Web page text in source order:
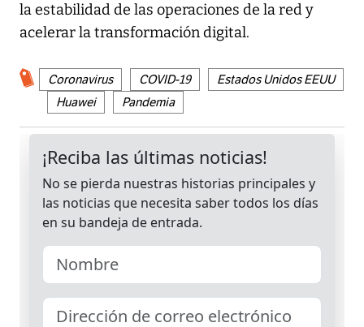
la estabilidad de las operaciones de la red y
acelerar la transformación digital.
Coronavirus COVID-19
Estados Unidos EEUU
Huawei
Pandemia